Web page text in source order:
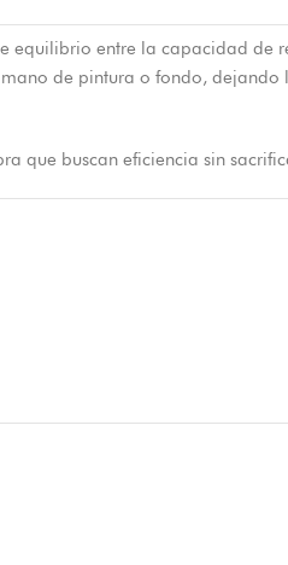
equilibrio entre la capacidad de
de pintura o fondo, dejando
que buscan eficiencia sin